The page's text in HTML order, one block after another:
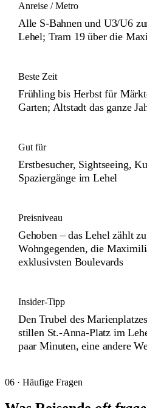
Anreise / Metro
Alle S-Bahnen und U3/U6
Lehel; Tram 19 über die
Beste Zeit
Frühling bis Herbst für
Garten; Altstadt das ganze
Gut für
Erstbesucher, Sightseeing,
Spaziergänge im Lehel
Preisniveau
Gehoben – das Lehel zählt
Wohngegenden, die
exklusivsten Boulevards
Insider-Tipp
Den Trubel des
stillen St.-Anna-Platz im
paar Minuten, eine andere
06 · Häufige Fragen